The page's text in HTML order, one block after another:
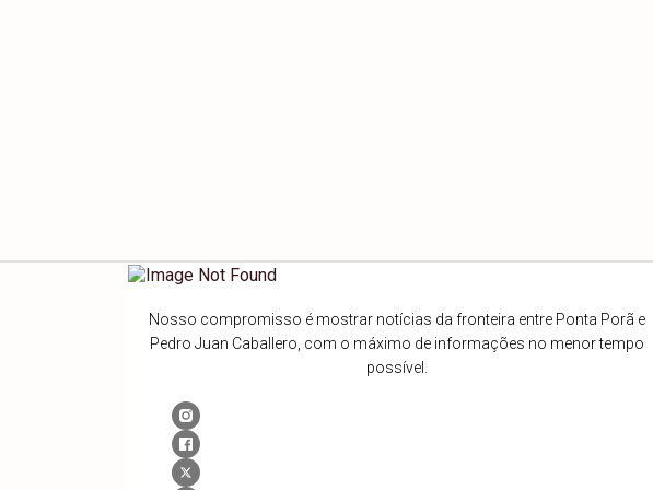
Nosso compromisso é mostrar notícias da fronteira entre Ponta Porã e
Pedro Juan Caballero, com o máximo de informações no menor tempo
possível.